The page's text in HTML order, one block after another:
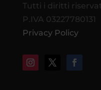
Tutti i diritti
P.IVA 03227780131
Privacy Policy